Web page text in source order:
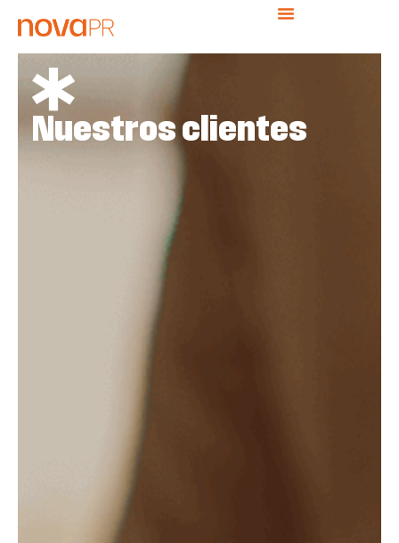
Nuestros clientes